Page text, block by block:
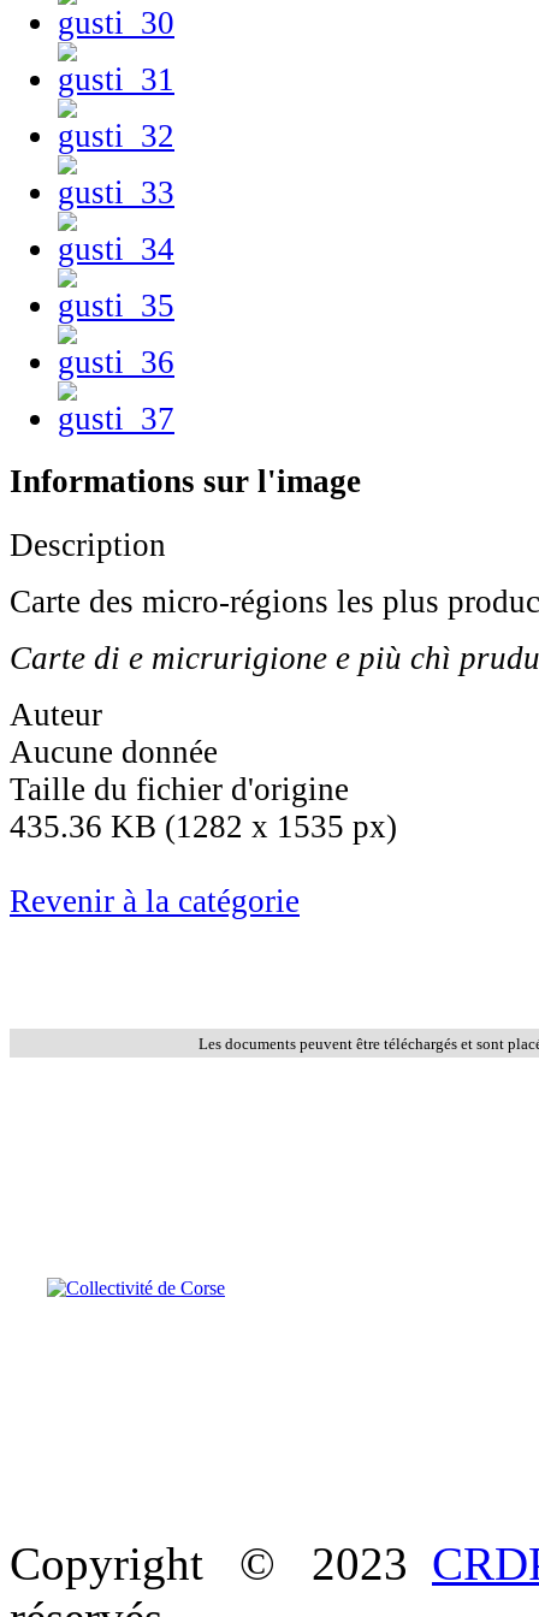
Informations sur l'image
Description
Carte des micro-régions les plus
Carte di e micrurigione e più chì
Auteur
Aucune donnée
Taille du fichier d'origine
435.36 KB (1282 x 1535 px)
Revenir à la catégorie
Les documents peuvent être téléchargés et sont
Copyright © 2023